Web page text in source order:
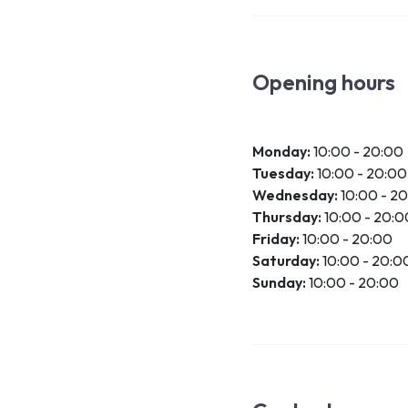
Opening hours
Monday:10:00 - 20:00
Tuesday:10:00 - 20:00
Wednesday:10:00 -
Thursday:10:00 -
Friday:10:00 - 20:00
Saturday:10:00 -
Sunday:10:00 - 20:00